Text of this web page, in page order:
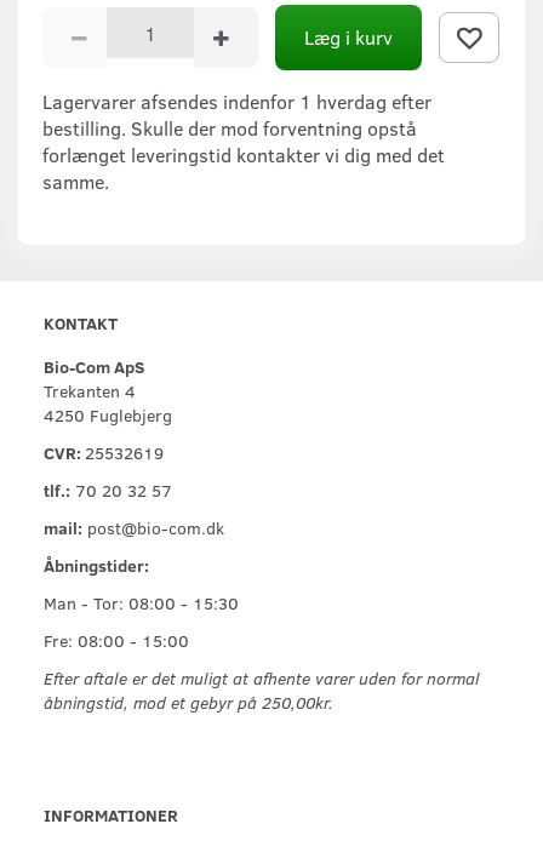
Læg i kurv
Lagervarer afsendes indenfor 1 hverdag efter
bestilling. Skulle der mod forventning opstå
forlænget leveringstid kontakter vi dig med det
samme.
KONTAKT
Bio-Com ApS
Trekanten 4
4250 Fuglebjerg
CVR: 25532619
tlf.: 70 20 32 57
mail: post@bio-com.dk
Åbningstider:
Man - Tor: 08:00 - 15:30
Fre: 08:00 - 15:00
Efter aftale er det muligt at afhente varer uden for normal
åbningstid, mod et gebyr på 250,00kr.
INFORMATIONER